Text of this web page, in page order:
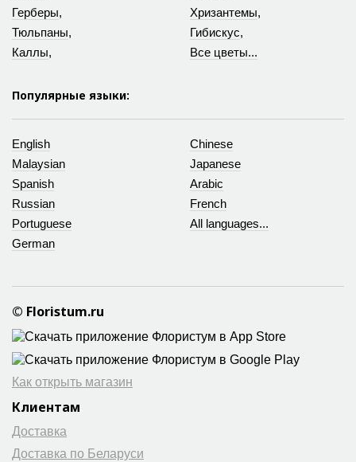
Герберы,
Тюльпаны,
Каллы,
Хризантемы,
Гибискус,
Все цветы...
Популярные языки:
English
Malaysian
Chinese
Japanese
Spanish
Russian
Arabic
French
Portuguese
German
All languages...
© Floristum.ru
Как открыть магазин
Клиентам
Доставка
Доставка по Беларуси